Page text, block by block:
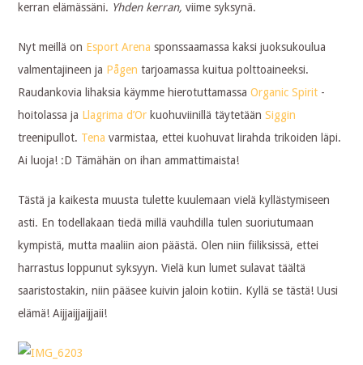
kerran elämässäni. Yhden kerran,viime syksynä.
Nyt meillä on Esport Arena sponssaamassa kaksi juoksukoulua
valmentajineen ja Pågen tarjoamassa kuitua polttoaineeksi.
Raudankovia lihaksia käymme hierotuttamassaOrganic Spirit -
hoitolassa ja Llagrima d’Or kuohuviinillä täytetäänSiggin
treenipullot. Tena varmistaa, ettei kuohuvat lirahda trikoiden läpi.
Ai luoja! :D Tämähän on ihan ammattimaista!
Tästä ja kaikesta muusta tulette kuulemaan vielä kyllästymiseen
asti. En todellakaan tiedä millä vauhdilla tulen suoriutumaan
kympistä, mutta maaliin aion päästä. Olen niin fiiliksissä, ettei
harrastus loppunut syksyyn. Vielä kun lumet sulavat täältä
saaristostakin, niin pääsee kuivin jaloin kotiin. Kyllä se tästä! Uusi
elämä! Aijjaijjaijjaii!